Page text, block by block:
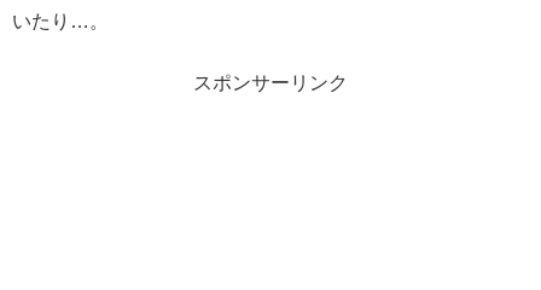
いたり…。
スポンサーリンク